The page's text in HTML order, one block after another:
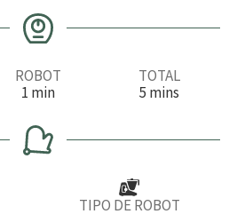
ROBOT
1 m
n
u
t
min
TOTAL
5 m
u
mins
TIPO DE ROBOT